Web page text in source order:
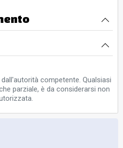
competente. Qualsiasi
parziale, è da considerarsi non